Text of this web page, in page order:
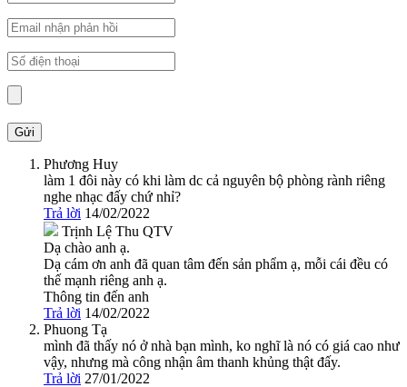
Phương Huy
làm 1 đôi này có khi làm dc cả nguyên bộ phòng rành riêng
nghe nhạc đấy chứ nhỉ?
Trả lời 14/02/2022
Trịnh Lệ Thu QTV
Dạ chào anh ạ.
Dạ cám ơn anh đã quan tâm đến sản phẩm ạ, mỗi cái đều có
thế mạnh riêng anh ạ.
Thông tin đến anh
Trả lời 14/02/2022
Phuong Tạ
mình đã thấy nó ở nhà bạn mình, ko nghĩ là nó có giá cao như
vậy, nhưng mà công nhận âm thanh khủng thật đấy.
Trả lời 27/01/2022